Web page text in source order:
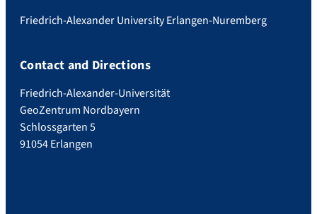
Friedrich-Alexander University Erlangen-Nuremberg
Contact and Directions
Friedrich-Alexander-Universität
GeoZentrum Nordbayern
Schlossgarten 5
91054 Erlangen